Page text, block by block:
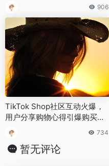
906
TikTok Shop社区互动火爆，
用户分享购物心得引爆购买热
潮
734
暂无评论